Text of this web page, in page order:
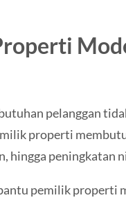
pelanggan
properti
hingga peningkatan
pemilik properti